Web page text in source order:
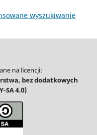
wyszukiwanie
na licencji:
bez dodatkowych
SA 4.0)